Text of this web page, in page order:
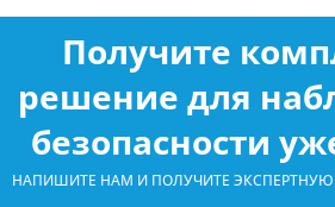
Получите
решение для
безопасности
НАПИШИТЕ НАМ И ПОЛУЧИТЕ